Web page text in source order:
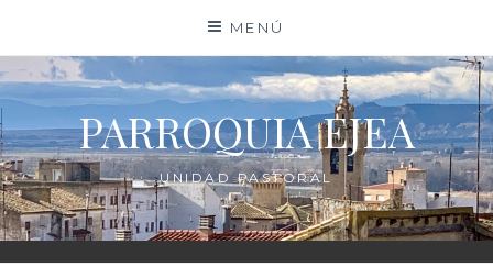
contenido
MENÚ
PARROQUIA EJEA
UNIDAD PASTORAL